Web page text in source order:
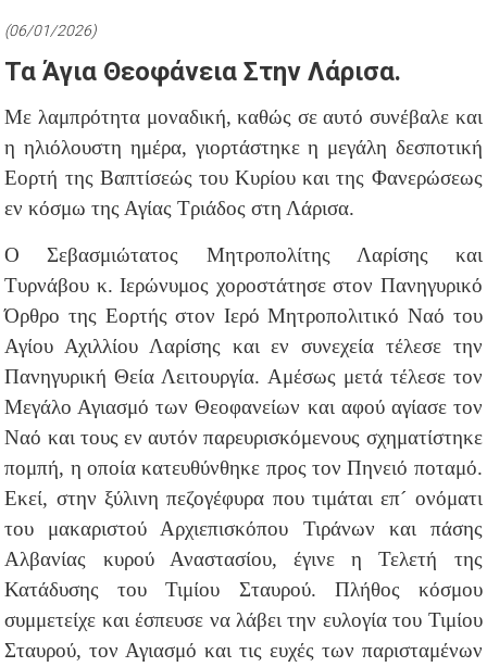
(06/01/2026)
Τα Άγια Θεοφάνεια Στην Λάρισα.
Με λαμπρότητα μοναδική, καθώς σε αυτό συνέβαλε και
η ηλιόλουστη ημέρα, γιορτάστηκε η μεγάλη δεσποτική
Εορτή της Βαπτίσεώς του Κυρίου και της Φανερώσεως
εν κόσμω της Αγίας Τριάδος στη Λάρισα.
Ο Σεβασμιώτατος Μητροπολίτης Λαρίσης και
Τυρνάβου κ. Ιερώνυμος χοροστάτησε στον Πανηγυρικό
Όρθρο της Εορτής στον Ιερό Μητροπολιτικό Ναό του
Αγίου Αχιλλίου Λαρίσης και εν συνεχεία τέλεσε την
Πανηγυρική Θεία Λειτουργία. Αμέσως μετά τέλεσε τον
Μεγάλο Αγιασμό των Θεοφανείων και αφού αγίασε τον
Ναό και τους εν αυτόν παρευρισκόμενους σχηματίστηκε
πομπή, η οποία κατευθύνθηκε προς τον Πηνειό ποταμό.
Εκεί, στην ξύλινη πεζογέφυρα που τιμάται επ´ ονόματι
του μακαριστού Αρχιεπισκόπου Τιράνων και πάσης
Αλβανίας κυρού Αναστασίου, έγινε η Τελετή της
Κατάδυσης του Τιμίου Σταυρού. Πλήθος κόσμου
συμμετείχε και έσπευσε να λάβει την ευλογία του Τιμίου
Σταυρού, τον Αγιασμό και τις ευχές των παρισταμένων